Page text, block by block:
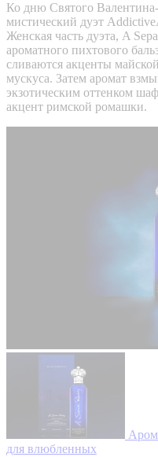
Ко дню Святого
мистический дуэт
Женская часть дуэта, A
ароматного пихтового
сливаются акценты
мускуса. Затем аромат
экзотическим оттенком
акцент римской ромашки.
для влюбленных